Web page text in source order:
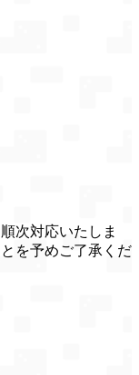
次対応いたしま
を予めご了承くだ